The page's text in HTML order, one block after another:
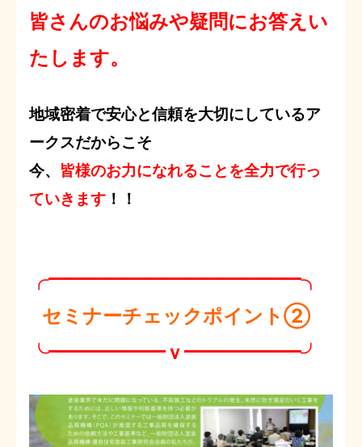
皆さんのお悩みや疑問にお答えい
たします。
地域密着で安心と信頼を大切にしているア
ークスだからこそ
今、 皆様のお力になれることを全力で行っ
ていきます ！！
╭━━━━━━━━━━━━━╮
セミナーチェックポイント②
╰━━━━━━ｖ━━━━━━╯